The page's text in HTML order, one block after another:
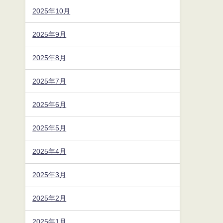
2025年10月
2025年9月
2025年8月
2025年7月
2025年6月
2025年5月
2025年4月
2025年3月
2025年2月
2025年1月